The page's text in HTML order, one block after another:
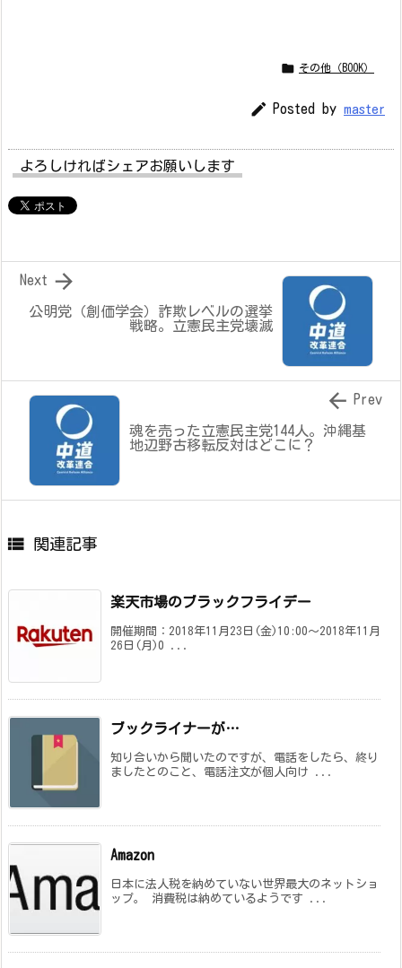
 その他（BOOK）
 Posted by master
よろしければシェアお願いします
公明党（創価学会）詐欺レベルの選挙
戦略。立憲民主党壊滅

Next
魂を売った立憲民主党144人。沖縄基
地辺野古移転反対はどこに？
 Prev
 関連記事
楽天市場のブラックフライデー
開催期間：2018年11月23日(金)10:00～2018年11月
26日(月)0 ...
ブックライナーが…
知り合いから聞いたのですが、電話をしたら、終り
ましたとのこと、電話注文が個人向け ...
Amazon
日本に法人税を納めていない世界最大のネットショ
ップ。 消費税は納めているようです ...